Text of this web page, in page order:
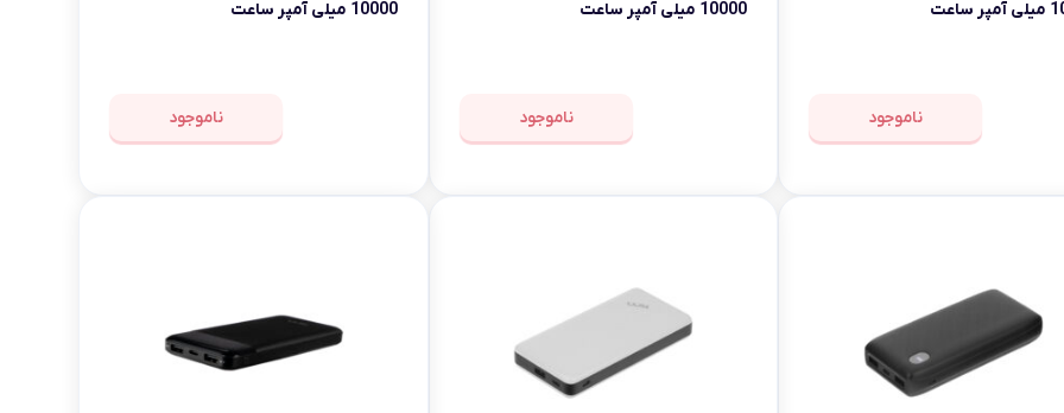
ناموجود
10000 میلی آمپر ساعت
ناموجود
10000 میلی آمپر ساعت
ناموجود